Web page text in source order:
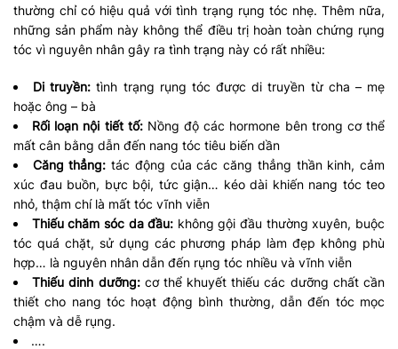
thường chỉ có hiệu quả với tình trạng rụng tóc nhẹ. Thêm nữa,
những sản phẩm này không thể điều trị hoàn toàn chứng rụng
tóc vì nguyên nhân gây ra tình trạng này có rất nhiều:
Di truyền:tình trạng rụng tóc được di truyền từ cha – mẹ
hoặc ông – bà
Rối loạn nội tiết tố:Nồng độ các hormone bên trong cơ thể
mất cân bằng dẫn đến nang tóc tiêu biến dần
Căng thẳng: tác động của các căng thẳng thần kinh, cảm
xúc đau buồn, bực bội, tức giận… kéo dài khiến nang tóc teo
nhỏ, thậm chí là mất tóc vĩnh viễn
Thiếu chăm sóc da đầu: không gội đầu thường xuyên, buộc
tóc quá chặt, sử dụng các phương pháp làm đẹp không phù
hợp… là nguyên nhân dẫn đến rụng tóc nhiều và vĩnh viễn
Thiếu dinh dưỡng: cơ thể khuyết thiếu các dưỡng chất cần
thiết cho nang tóc hoạt động bình thường, dẫn đến tóc mọc
chậm và dễ rụng.
….